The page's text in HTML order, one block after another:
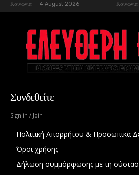
Κοινωνια 4 August 2026 Κοινωνια
Συνδεθείτε
Sign in / Join
Πολιτική Απορρήτου & Προσωπικά
Όροι χρήσης
Δήλωση συμμόρφωσης με τη